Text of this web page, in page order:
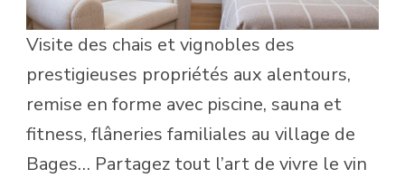
Visite des chais et vignobles des
prestigieuses propriétés aux alentours,
remise en forme avec piscine, sauna et
fitness, flâneries familiales au village de
Bages… Partagez tout l’art de vivre le vin